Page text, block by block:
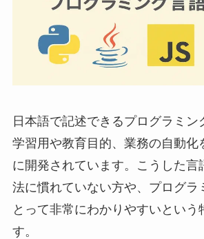
日本語で記述できるプログラミン
学習用や教育目的、業務の自動化
に開発されています。こうした言
法に慣れていない方や、プログラ
とって非常にわかりやすいという
す。